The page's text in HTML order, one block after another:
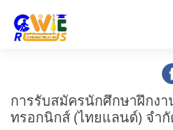
การรับสมัครนักศึกษาฝึกงา
ทรอกนิกส์ (ไทยแลนด์) จำ